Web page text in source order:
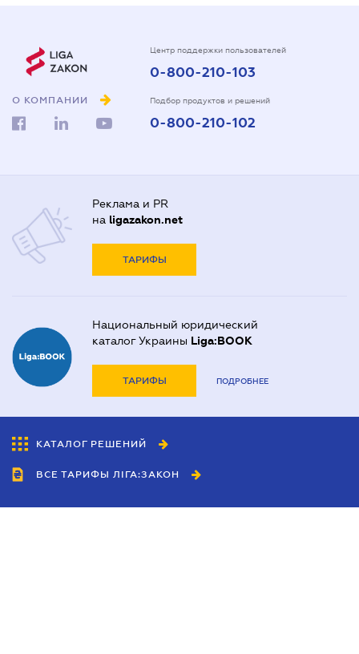
О КОМПАНИИ
Центр поддержки пользователей
0-800-210-103
Подбор продуктов и решений
0-800-210-102
Реклама и PR
на ligazakon.net
ТАРИФЫ
Национальный юридический
каталог Украины Liga:BOOK
ТАРИФЫ ПОДРОБНЕЕ
КАТАЛОГ РЕШЕНИЙ
ВСЕ ТАРИФЫ ЛІГА:ЗАКОН